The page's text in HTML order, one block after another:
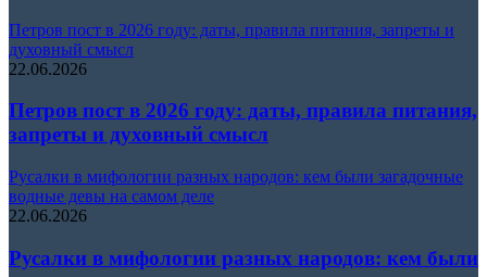
Петров пост в 2026 году: даты, правила питания, запреты и
духовный смысл
22.06.2026
Петров пост в 2026 году: даты, правила питания,
запреты и духовный смысл
Русалки в мифологии разных народов: кем были загадочные
водные девы на самом деле
22.06.2026
Русалки в мифологии разных народов: кем были